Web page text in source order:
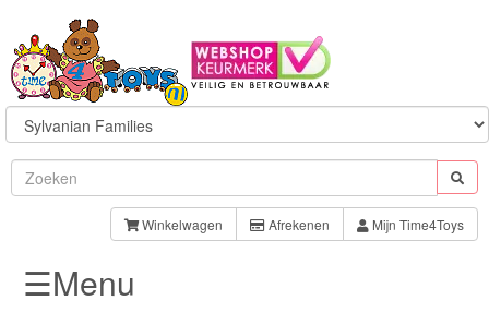
Winkelwagen Afrekenen Mijn Time4Toys
Sylvanian
Families
Families
☰Menu